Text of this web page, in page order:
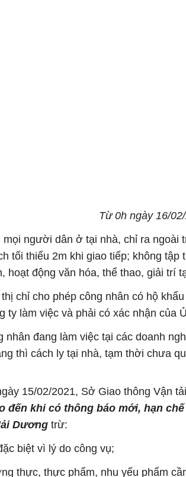
Từ 0h ngày 16/
mọi người dân ở tại nhà, chỉ ra
tối thiểu 2m khi giao tiếp; không
hoạt động văn hóa, thể thao, giải trí
chỉ cho phép công nhân có hộ
ty làm việc và phải có xác nhận của
nhân đang làm việc tại các doanh
thì cách ly tại nhà, tạm thời chưa
15/02/2021, Sở Giao thông Vận
đến khi có thông báo mới, hạn
Dương trừ:
biệt vì lý do công vụ;
thực, thực phẩm, nhu yếu phẩm